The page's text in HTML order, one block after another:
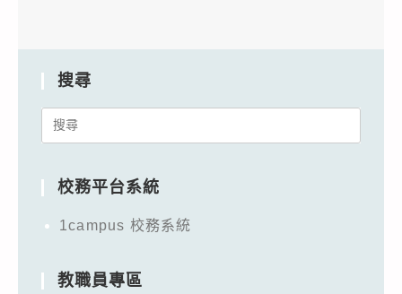
搜尋
Search
校務平台系統
1campus 校務系統
教職員專區